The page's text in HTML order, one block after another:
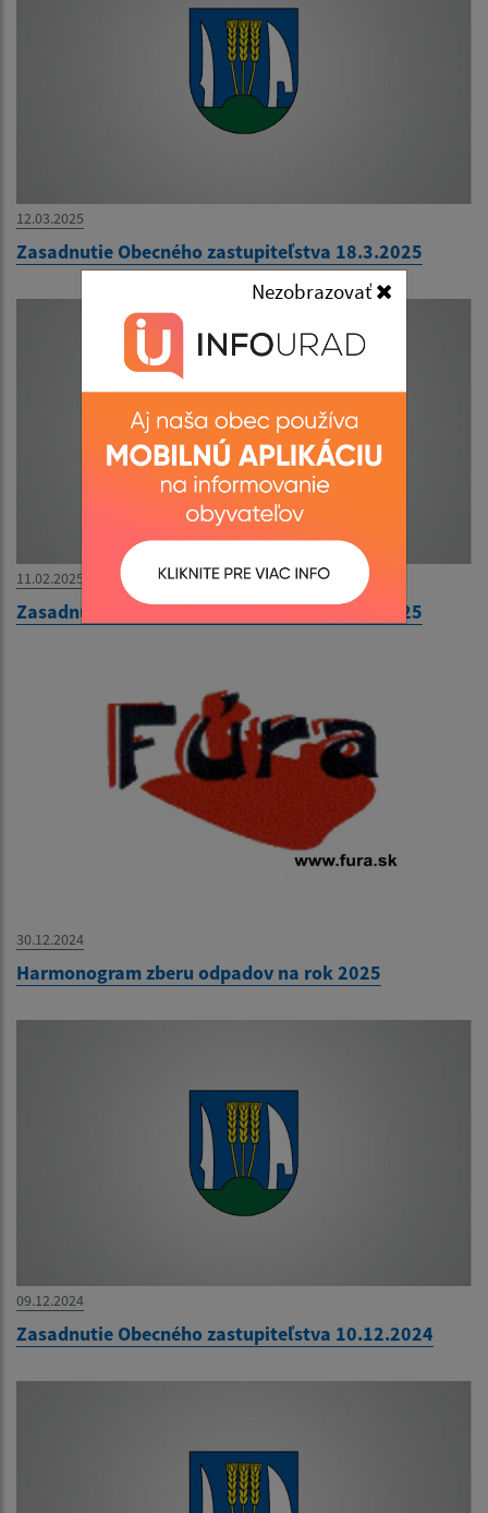
Nezobrazovať
12.03.2025
Zasadnutie Obecného zastupiteľstva 18.3.2025
11.02.2025
Zasadnutie Obecného zastupiteľstva 13.2.2025
30.12.2024
Harmonogram zberu odpadov na rok 2025
09.12.2024
Zasadnutie Obecného zastupiteľstva 10.12.2024